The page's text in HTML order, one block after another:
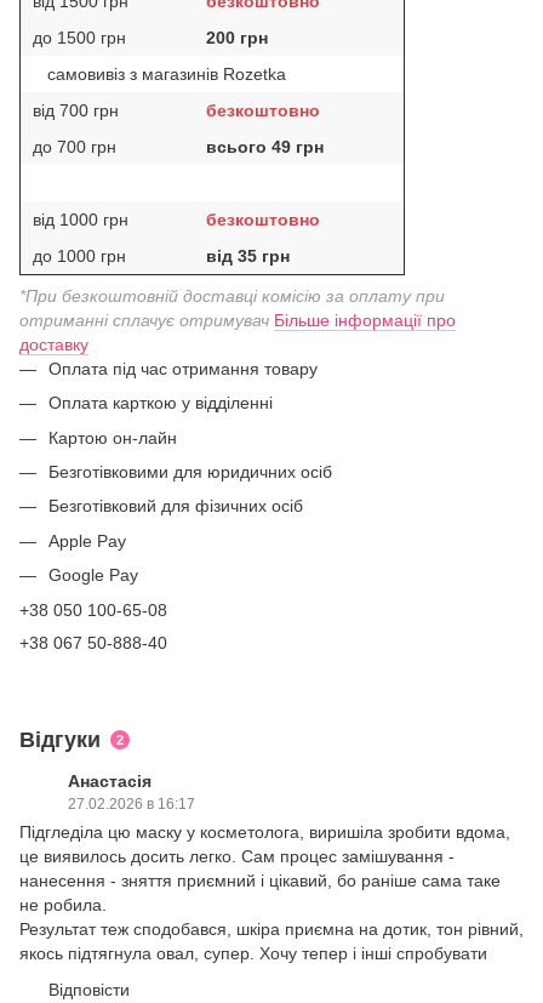
до 1500 грн
200 грн
самовивіз з магазинів Rozetka
від 700 грн
безкоштовно
до 700 грн
всього 49 грн
від 1000 грн
безкоштовно
до 1000 грн
від 35 грн
*При безкоштовній доставці комісію за оплату при
отриманні сплачує отримувач Більше інформації про
доставку
Оплата під час отримання товару
Оплата карткою у відділенні
Картою он-лайн
Безготівковими для юридичних осіб
Безготівковий для фізичних осіб
Apple Pay
Google Pay
+38 050 100-65-08
+38 067 50-888-40
Відгуки 2
Анастасія
27.02.2026 в 16:17
Підгледіла цю маску у косметолога, виришіла зробити вдома,
це виявилось досить легко. Сам процес замішування -
нанесення - зняття приємний і цікавий, бо раніше сама таке
не робила.
Результат теж сподобався, шкіра приємна на дотик, тон рівний,
якось підтягнула овал, супер. Хочу тепер і інші спробувати
Відповісти